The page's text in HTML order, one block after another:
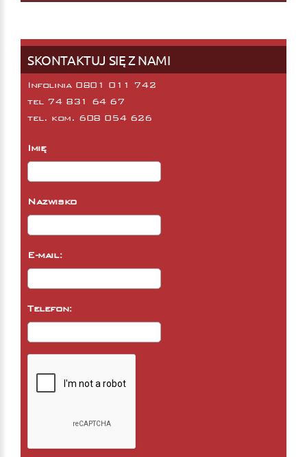
SKONTAKTUJ SIĘ Z NAMI
Infolinia 0801 011 742
tel 74 831 64 67
tel. kom. 608 054 626
Imię
Nazwisko
E-mail:
Telefon: